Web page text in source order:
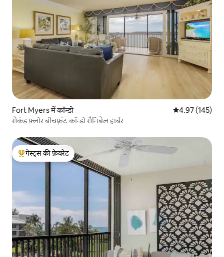
Fort Myers में कॉन्डो औसत रेटिंग 5 में से
4.97 (145)
सेकंड फ़्लोर बीचफ़्रंट कॉन्डो सैनिबेल हार्बर
गेस्ट्स का टॉप फ़ेवरेट
गेस्ट्स की फ़ेवरेट